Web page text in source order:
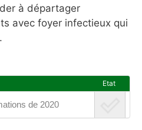
à départager
avec foyer infectieux qui
Etat
de 2020